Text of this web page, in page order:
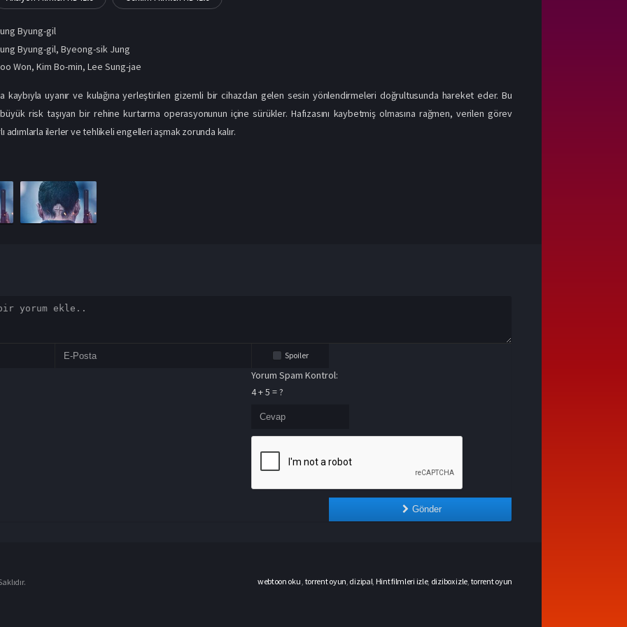
Byung-gil
Byung-gil, Byeong-sik Jung
Won,Kim Bo-min,Lee Sung-jae
kaybıyla uyanır ve kulağına yerleştirilen gizemli bir cihazdan gelen sesin yönlendirmeleri doğrultusunda hareket eder. Bu
risk taşıyan bir rehine kurtarma operasyonunun içine sürükler. Hafızasını kaybetmiş olmasına rağmen, verilen görev
adımlarla ilerler ve tehlikeli engelleri aşmak zorunda kalır.
Spoiler
Yorum Spam Kontrol:
4 + 5 = ?
Gönder
webtoon oku torrent oyun dizipal Hint filmleri izle, dizibox izle torrent oyun